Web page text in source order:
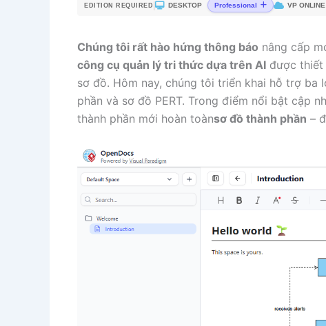
EDITION REQUIRED DESKTOP Professional VP ONLINE
Chúng tôi rất hào hứng thông báo nâng cấp
công cụ quản lý tri thức dựa trên AI được thiết
sơ đồ. Hôm nay, chúng tôi triển khai hỗ trợ ba
phần và sơ đồ PERT. Trong điểm nổi bật cập
thành phần mới hoàn toànsơ đồ thành phần –